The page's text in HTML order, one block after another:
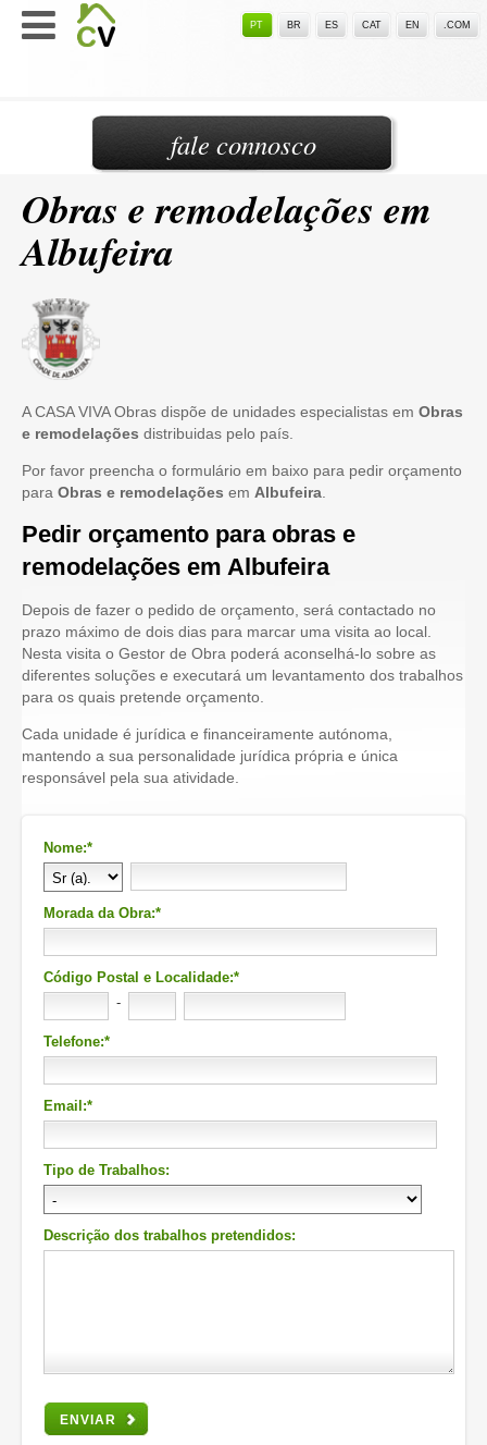
PT BR ES CAT EN .COM
Obras e remodelações em
Albufeira
A CASA VIVA Obras dispõe de unidades especialistas em Obras
e remodelações distribuidas pelo país.
Por favor preencha o formulário em baixo para pedir orçamento
para Obras e remodelações em Albufeira
Pedir orçamento para obras e
remodelações em Albufeira
Depois de fazer o pedido de orçamento, será contactado no
prazo máximo de dois dias para marcar uma visita ao local.
Nesta visita o Gestor de Obra poderá aconselhá-lo sobre as
diferentes soluções e executará um levantamento dos trabalhos
para os quais pretende orçamento.
Cada unidade é jurídica e financeiramente autónoma,
mantendo a sua personalidade jurídica própria e única
responsável pela sua atividade.
Nome:*
Morada da Obra:*
Código Postal e Localidade:*
-
Telefone:*
Email:*
Tipo de Trabalhos:
Descrição dos trabalhos pretendidos:
ENVIAR
fale connosco